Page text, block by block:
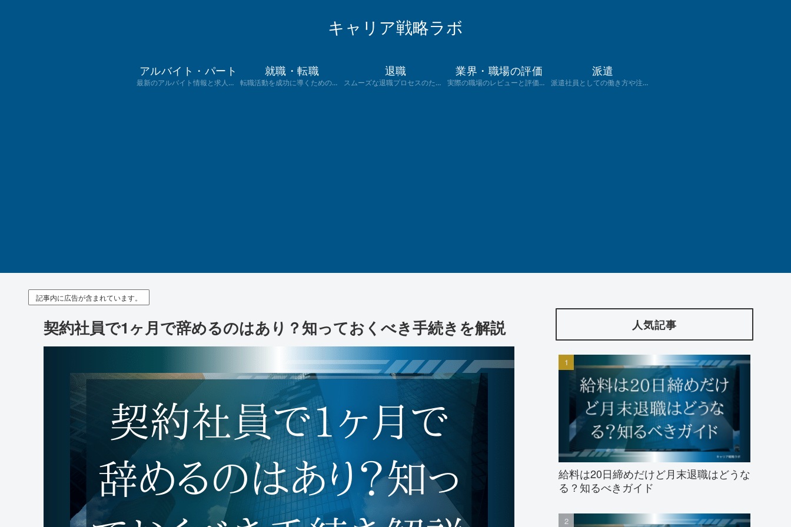
キャリア戦略ラボ
アルバイト・パート
最新のアルバイト情報と求人を探求。学生からフリーターまで、あなたに合ったアルバイト選びのアドバイスや、面接のコツを提供します。
就職・転職
転職活動を成功に導くための具体的な戦略とヒント。業界分析、履歴書の書き方、面接対策まで、あなたのキャリアアップを全面的にサポートします。
退職
スムーズな退職プロセスのためのガイド。退職願の提出方法から有給消化、退職後のキャリアプランまで、あなたの次のステップを慎重に計画します。
業界・職場の評価
実際の職場のレビューと評価に基づいた業界情報。働く前に知っておきたい職場の環境や文化、給与の実態について、詳しく紹介します。
派遣
派遣社員としての働き方や注意点などを紹介
記事内に広告が含まれています。
契約社員で1ヶ月で辞めるのはあり？知っておくべき手続きを解説 人気記事
給料は20日締めだけど月末退職はどうな
る？知るべきガイド